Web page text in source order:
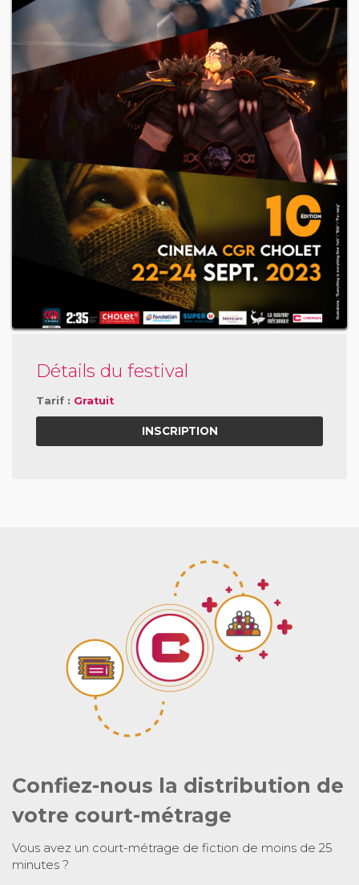
Détails du festival
Tarif : Gratuit
INSCRIPTION
Confiez-nous la distribution de
votre court-métrage
Vous avez un court-métrage de fiction de moins de 25
minutes ?